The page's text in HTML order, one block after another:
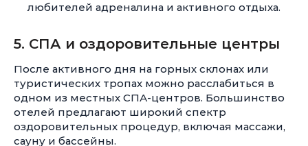
любителей адреналина и активного отдыха.
5. СПА и оздоровительные центры
После активного дня на горных склонах или
туристических тропах можно расслабиться в
одном из местных СПА-центров. Большинство
отелей предлагают широкий спектр
оздоровительных процедур, включая массажи,
сауну и бассейны.